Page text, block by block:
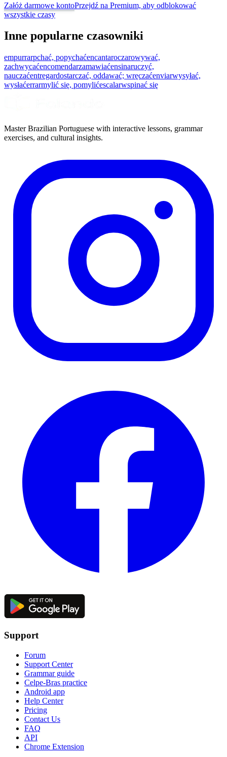
Załóż darmowe kontoPrzejdź na Premium, aby odblokować
wszystkie czasy
Inne popularne czasowniki
empurrarpchać, popychaćencantaroczarowywać,
zachwycaćencomendarzamawiaćensinaruczyć,
nauczaćentregardostarczać, oddawać; wręczaćenviarwysyłać,
wysłaćerrarmylić się, pomylićescalarwspinać się
Master Brazilian Portuguese with interactive lessons, grammar
exercises, and cultural insights.
Support
Forum
Support Center
Grammar guide
Celpe-Bras practice
Android app
Help Center
Pricing
Contact Us
FAQ
API
Chrome Extension